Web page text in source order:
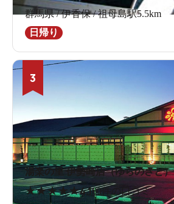
群馬県 / 伊香保 / 祖母島駅5.5km
日帰り
3
湯楽の里 伊勢崎店（ゆらのさと）
★★★★★4.180件の口コミ